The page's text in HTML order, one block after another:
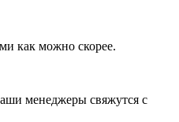
как можно скорее.
менеджеры свяжутся с